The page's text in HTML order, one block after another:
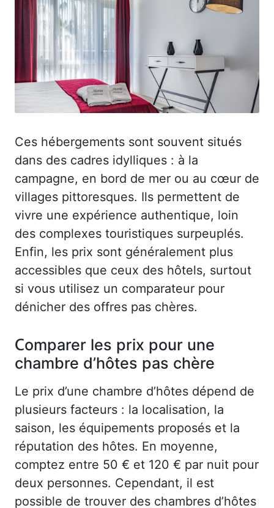
Ces hébergements sont souvent situés
dans des cadres idylliques : à la
campagne, en bord de mer ou au cœur de
villages pittoresques. Ils permettent de
vivre une expérience authentique, loin
des complexes touristiques surpeuplés.
Enfin, les prix sont généralement plus
accessibles que ceux des hôtels, surtout
si vous utilisez un comparateur pour
dénicher des offres pas chères.
Comparer les prix pour une
chambre d’hôtes pas chère
Le prix d’une chambre d’hôtes dépend de
plusieurs facteurs : la localisation, la
saison, les équipements proposés et la
réputation des hôtes. En moyenne,
comptez entre 50 € et 120 € par nuit pour
deux personnes. Cependant, il est
possible de trouver des chambres d’hôtes